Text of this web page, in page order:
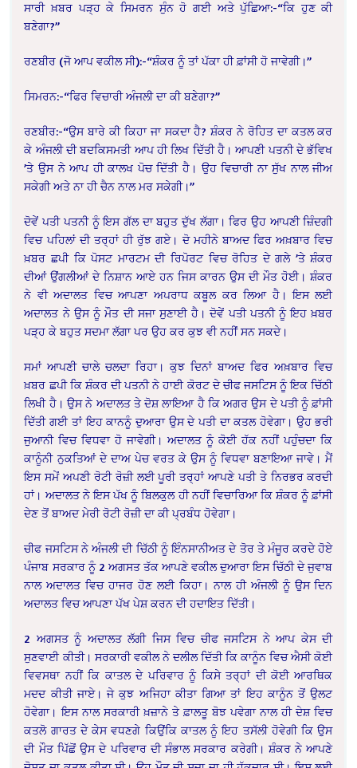
ਸਾਰੀ ਖ਼ਬਰ ਪੜ੍ਹ ਕੇ ਸਿਮਰਨ ਸੁੰਨ ਹੋ ਗਈ ਅਤੇ ਪੁੱਛਿਆ:-“ਕਿ ਹੁਣ ਕੀ
ਬਣੇਗਾ?”
ਰਣਬੀਰ (ਜੋ ਆਪ ਵਕੀਲ ਸੀ):-“ਸ਼ੰਕਰ ਨੂੰ ਤਾਂ ਪੱਕਾ ਹੀ ਫ਼ਾਂਸੀ ਹੋ ਜਾਵੇਗੀ।”
ਸਿਮਰਨ:-“ਫਿਰ ਵਿਚਾਰੀ ਅੰਜਲੀ ਦਾ ਕੀ ਬਣੇਗਾ?”
ਰਣਬੀਰ:-“ਉਸ ਬਾਰੇ ਕੀ ਕਿਹਾ ਜਾ ਸਕਦਾ ਹੈ? ਸ਼ੰਕਰ ਨੇ ਰੋਹਿਤ ਦਾ ਕਤਲ ਕਰ
ਕੇ ਅੰਜਲੀ ਦੀ ਬਦਕਿਸਮਤੀ ਆਪ ਹੀ ਲਿਖ ਦਿੱਤੀ ਹੈ। ਆਪਣੀ ਪਤਨੀ ਦੇ ਭੱਵਿਖ
’ਤੇ ਉਸ ਨੇ ਆਪ ਹੀ ਕਾਲਖ ਪੋਚ ਦਿੱਤੀ ਹੈ। ਉਹ ਵਿਚਾਰੀ ਨਾ ਸੁੱਖ ਨਾਲ ਜੀਅ
ਸਕੇਗੀ ਅਤੇ ਨਾ ਹੀ ਚੈਨ ਨਾਲ ਮਰ ਸਕੇਗੀ।”
ਦੋਵੇਂ ਪਤੀ ਪਤਨੀ ਨੂੰ ਇਸ ਗੱਲ ਦਾ ਬਹੁਤ ਦੁੱਖ ਲੱਗਾ। ਫਿਰ ਉਹ ਆਪਣੀ ਜ਼ਿੰਦਗੀ
ਵਿਚ ਪਹਿਲਾਂ ਦੀ ਤਰ੍ਹਾਂ ਹੀ ਰੁੱਝ ਗਏ। ਦੋ ਮਹੀਨੇ ਬਾਅਦ ਫਿਰ ਅਖ਼ਬਾਰ ਵਿਚ
ਖ਼ਬਰ ਛਪੀ ਕਿ ਪੋਸਟ ਮਾਰਟਮ ਦੀ ਰਿਪੋਰਟ ਵਿਚ ਰੋਹਿਤ ਦੇ ਗਲੇ ’ਤੇ ਸ਼ੰਕਰ
ਦੀਆਂ ਉਂਗਲੀਆਂ ਦੇ ਨਿਸ਼ਾਨ ਆਏ ਹਨ ਜਿਸ ਕਾਰਨ ਉਸ ਦੀ ਮੌਤ ਹੋਈ। ਸ਼ੰਕਰ
ਨੇ ਵੀ ਅਦਾਲਤ ਵਿਚ ਆਪਣਾ ਅਪਰਾਧ ਕਬੂਲ ਕਰ ਲਿਆ ਹੈ। ਇਸ ਲਈ
ਅਦਾਲਤ ਨੇ ਉਸ ਨੂੰ ਮੌਤ ਦੀ ਸਜਾ ਸੁਣਾਈ ਹੈ। ਦੋਵੇਂ ਪਤੀ ਪਤਨੀ ਨੂੰ ਇਹ ਖ਼ਬਰ
ਪੜ੍ਹ ਕੇ ਬਹੁਤ ਸਦਮਾ ਲੱਗਾ ਪਰ ਉਹ ਕਰ ਕੁਝ ਵੀ ਨਹੀਂ ਸਨ ਸਕਦੇ।
ਸਮਾਂ ਆਪਣੀ ਚਾਲੇ ਚਲਦਾ ਰਿਹਾ। ਕੁਝ ਦਿਨਾਂ ਬਾਅਦ ਫਿਰ ਅਖ਼ਬਾਰ ਵਿਚ
ਖ਼ਬਰ ਛਪੀ ਕਿ ਸ਼ੰਕਰ ਦੀ ਪਤਨੀ ਨੇ ਹਾਈ ਕੋਰਟ ਦੇ ਚੀਫ ਜਸਟਿਸ ਨੂੰ ਇਕ ਚਿੱਠੀ
ਲਿਖੀ ਹੈ। ਉਸ ਨੇ ਅਦਾਲਤ ਤੇ ਦੋਸ਼ ਲਾਇਆ ਹੈ ਕਿ ਅਗਰ ਉਸ ਦੇ ਪਤੀ ਨੂੰ ਫ਼ਾਂਸੀ
ਦਿੱਤੀ ਗਈ ਤਾਂ ਇਹ ਕਾਨਨੂੰ ਦੁਆਰਾ ਉਸ ਦੇ ਪਤੀ ਦਾ ਕਤਲ ਹੋਵੇਗਾ। ਉਹ ਭਰੀ
ਜੁਆਨੀ ਵਿਚ ਵਿਧਵਾ ਹੋ ਜਾਵੇਗੀ। ਅਦਾਲਤ ਨੂੰ ਕੋਈ ਹੱਕ ਨਹੀਂ ਪਹੁੰਚਦਾ ਕਿ
ਕਾਨੂੰਨੀ ਨੁਕਤਿਆਂ ਦੇ ਦਾਅ ਪੇਚ ਵਰਤ ਕੇ ਉਸ ਨੂੰ ਵਿਧਵਾ ਬਣਾਇਆ ਜਾਵੇ। ਮੈਂ
ਇਸ ਸਮੇਂ ਅਪਣੀ ਰੋਟੀ ਰੋਜ਼ੀ ਲਈ ਪੂਰੀ ਤਰ੍ਹਾਂ ਆਪਣੇ ਪਤੀ ਤੇ ਨਿਰਭਰ ਕਰਦੀ
ਹਾਂ। ਅਦਾਲਤ ਨੇ ਇਸ ਪੱਖ ਨੂੰ ਬਿਲਕੁਲ ਹੀ ਨਹੀਂ ਵਿਚਾਰਿਆ ਕਿ ਸ਼ੰਕਰ ਨੂੰ ਫ਼ਾਂਸੀ
ਦੇਣ ਤੋਂ ਬਾਅਦ ਮੇਰੀ ਰੋਟੀ ਰੋਜ਼ੀ ਦਾ ਕੀ ਪ੍ਰਬੰਧ ਹੋਵੇਗਾ।
ਚੀਫ ਜਸਟਿਸ ਨੇ ਅੰਜਲੀ ਦੀ ਚਿੱਠੀ ਨੂੰ ਇੰਨਸਾਨੀਅਤ ਦੇ ਤੋਰ ਤੇ ਮੰਜੂਰ ਕਰਦੇ ਹੋਏ
ਪੰਜਾਬ ਸਰਕਾਰ ਨੂੰ 2 ਅਗਸਤ ਤੱਕ ਆਪਣੇ ਵਕੀਲ ਦੁਆਰਾ ਇਸ ਚਿੱਠੀ ਦੇ ਜੁਵਾਬ
ਨਾਲ ਅਦਾਲਤ ਵਿਚ ਹਾਜਰ ਹੋਣ ਲਈ ਕਿਹਾ। ਨਾਲ ਹੀ ਅੰਜਲੀ ਨੂੰ ਉਸ ਦਿਨ
ਅਦਾਲਤ ਵਿਚ ਆਪਣਾ ਪੱਖ ਪੇਸ਼ ਕਰਨ ਦੀ ਹਦਾਇਤ ਦਿੱਤੀ।
2 ਅਗਸਤ ਨੂੰ ਅਦਾਲਤ ਲੱਗੀ ਜਿਸ ਵਿਚ ਚੀਫ ਜਸਟਿਸ ਨੇ ਆਪ ਕੇਸ ਦੀ
ਸੁਣਵਾਈ ਕੀਤੀ। ਸਰਕਾਰੀ ਵਕੀਲ ਨੇ ਦਲੀਲ ਦਿੱਤੀ ਕਿ ਕਾਨੂੰਨ ਵਿਚ ਐਸੀ ਕੋਈ
ਵਿਵਸਥਾ ਨਹੀਂ ਕਿ ਕਾਤਲ ਦੇ ਪਰਿਵਾਰ ਨੂੰ ਕਿਸੇ ਤਰ੍ਹਾਂ ਦੀ ਕੋਈ ਆਰਥਿਕ
ਮਦਦ ਕੀਤੀ ਜਾਏ। ਜੇ ਕੁਝ ਅਜਿਹਾ ਕੀਤਾ ਗਿਆ ਤਾਂ ਇਹ ਕਾਨੂੰਨ ਤੋਂ ਉਲਟ
ਹੋਵੇਗਾ। ਇਸ ਨਾਲ ਸਰਕਾਰੀ ਖ਼ਜ਼ਾਨੇ ਤੇ ਫ਼ਾਲਤੂ ਬੋਝ ਪਵੇਗਾ ਨਾਲ ਹੀ ਦੇਸ਼ ਵਿਚ
ਕਤਲੋ ਗਾਰਤ ਦੇ ਕੇਸ ਵਧਣਗੇ ਕਿਉਂਕਿ ਕਾਤਲ ਨੂੰ ਇਹ ਤਸੱਲੀ ਹੋਵੇਗੀ ਕਿ ਉਸ
ਦੀ ਮੌਤ ਪਿੱਛੋਂ ਉਸ ਦੇ ਪਰਿਵਾਰ ਦੀ ਸੰਭਾਲ ਸਰਕਾਰ ਕਰੇਗੀ। ਸ਼ੰਕਰ ਨੇ ਆਪਣੇ